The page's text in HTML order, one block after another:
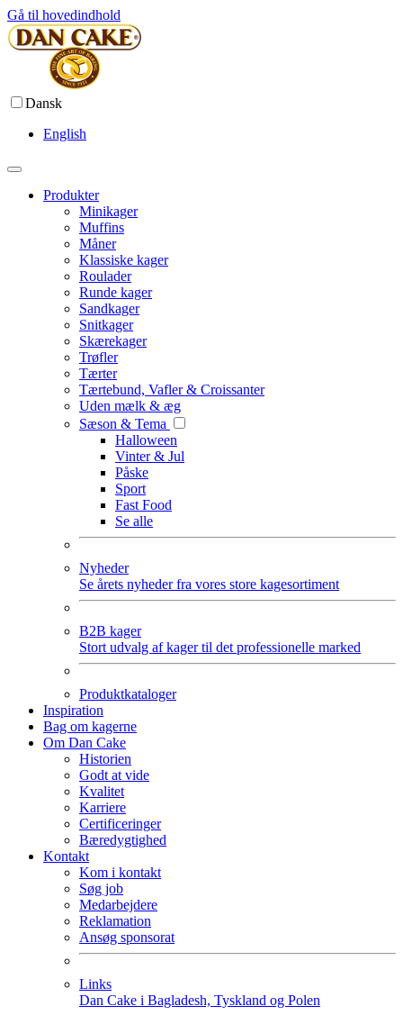
Gå til hovedindhold
Dansk
English
Produkter
Minikager
Muffins
Måner
Klassiske kager
Roulader
Runde kager
Sandkager
Snitkager
Skærekager
Trøfler
Tærter
Tærtebund, Vafler & Croissanter
Uden mælk & æg
Sæson & Tema
Halloween
Vinter & Jul
Påske
Sport
Fast Food
Se alle
Nyheder
Se årets nyheder fra vores store kagesortiment
B2B kager
Stort udvalg af kager til det professionelle marked
Produktkataloger
Inspiration
Bag om kagerne
Om Dan Cake
Historien
Godt at vide
Kvalitet
Karriere
Certificeringer
Bæredygtighed
Kontakt
Kom i kontakt
Søg job
Medarbejdere
Reklamation
Ansøg sponsorat
Links
Dan Cake i Bagladesh, Tyskland og Polen